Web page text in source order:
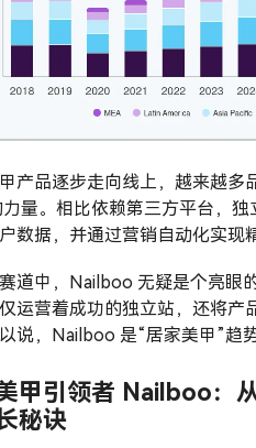
产品逐步走向线上，越来越多
力量。相比依赖第三方平台，独
数据，并通过营销自动化实现
道中，Nailboo 无疑是个亮眼
运营着成功的独立站，还将产
说，Nailboo 是“居家美甲”趋
甲引领者 Nailboo：
秘诀